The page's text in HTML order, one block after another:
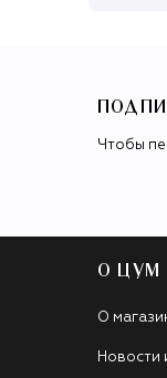
Чтобы
О ЦУМ
О
Новости